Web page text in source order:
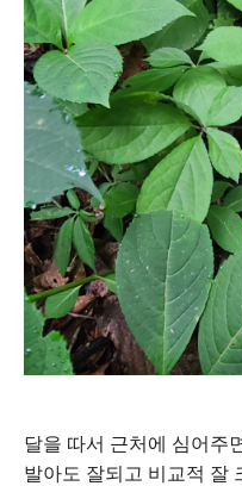
달을 따서 근처에 심어주
발아도 잘되고 비교적 잘